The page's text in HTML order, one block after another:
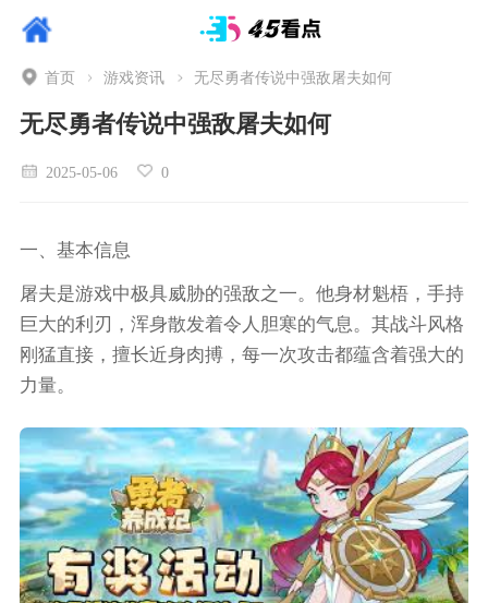
首页 游戏资讯 无尽勇者传说中强敌屠夫如何
无尽勇者传说中强敌屠夫如何
2025-05-06 0
一、基本信息
屠夫是游戏中极具威胁的强敌之一。他身材魁梧，手持
巨大的利刃，浑身散发着令人胆寒的气息。其战斗风格
刚猛直接，擅长近身肉搏，每一次攻击都蕴含着强大的
力量。